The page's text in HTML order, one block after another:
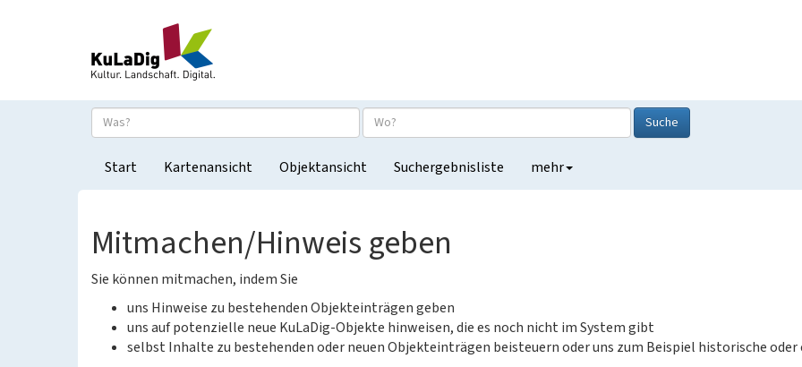
Suche
Start Kartenansicht Objektansicht Suchergebnisliste mehr
Mitmachen/Hinweis geben
Sie können mitmachen, indem Sie
uns Hinweise zu bestehenden Objekteinträgen geben
uns auf potenzielle neue KuLaDig-Objekte hinweisen, die es noch nicht im System gibt
selbst Inhalte zu bestehenden oder neuen Objekteinträgen beisteuern oder uns zum Beispiel historische oder